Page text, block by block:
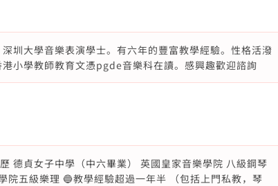
圳大學音樂表演學士。有六年的豐富教學經驗。性格活潑
小學教師教育文憑pgde音樂科在讀。感興趣歡迎諮詢
德貞女子中學（中六畢業） 英國皇家音樂學院 八級鋼琴
院五級樂理 🔵教學經驗超過一年半 （包括上門私教，琴